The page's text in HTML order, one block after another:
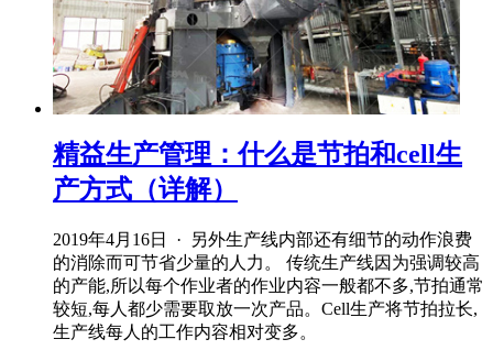
精益生产管理：什么是节拍和cell生
产方式（详解）
2019年4月16日 · 另外生产线内部还有细节的动作浪费
的消除而可节省少量的人力。 传统生产线因为强调较高
的产能,所以每个作业者的作业内容一般都不多,节拍通常
较短,每人都少需要取放一次产品。Cell生产将节拍拉长,
生产线每人的工作内容相对变多。